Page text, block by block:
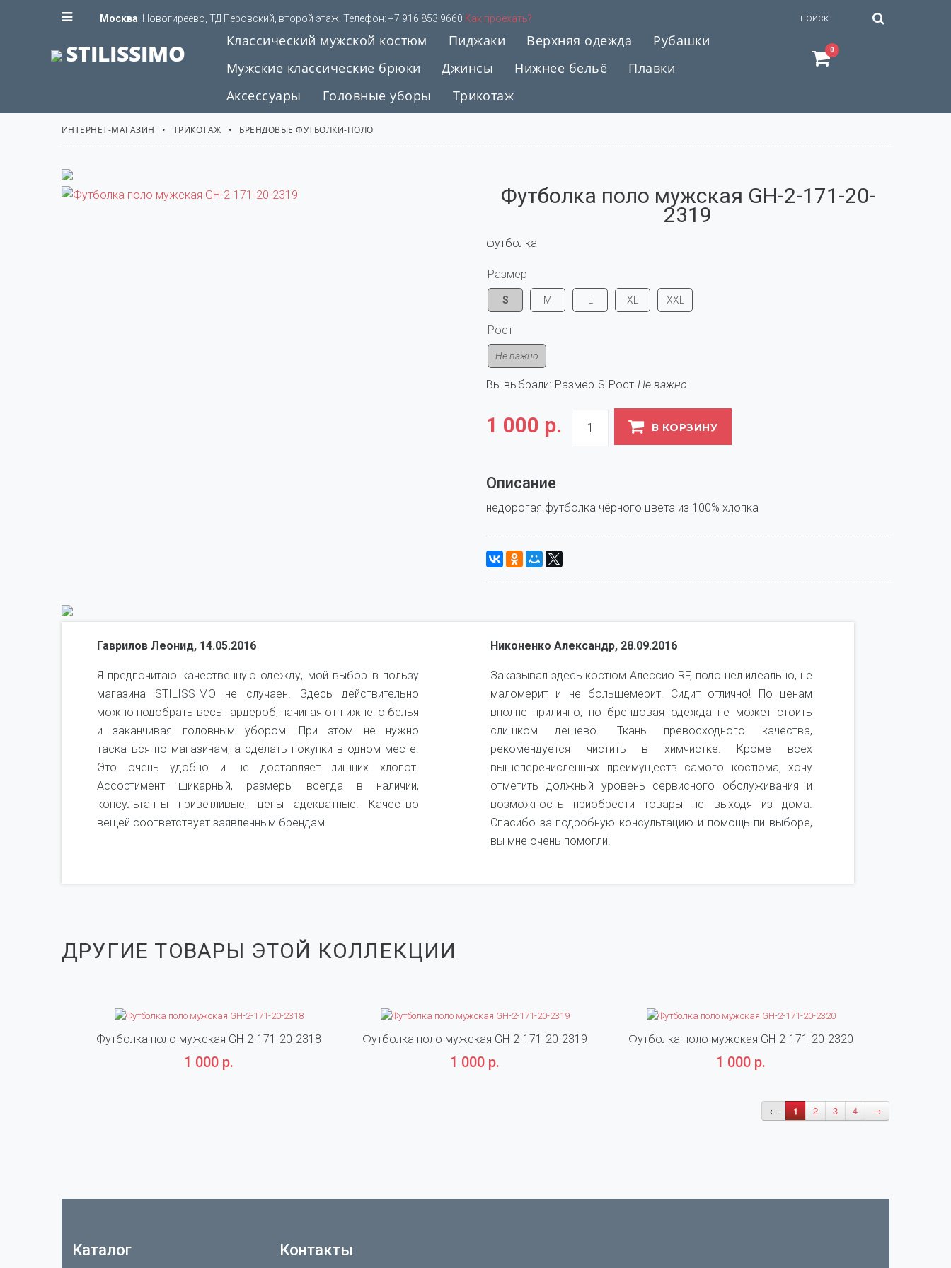
Москва , Новогиреево, ТД Перовский, второй этаж. Телефон: +7 916 853 9660 Как проехать?
STILISSIMO Классический мужской костюм Пиджаки Верхняя одежда
Рубашки
Мужские классические брюки
Джинсы Нижнее бельё
Плавки
Аксессуары
Головные уборы Трикотаж
0
ИНТЕРНЕТ-МАГАЗИН ТРИКОТАЖ БРЕНДОВЫЕ ФУТБОЛКИ-ПОЛО
Футболка поло мужская GH-2-171-20-
2319
футболка
Размер
S M XL XXL
Рост
Не важно
Вы выбрали: Размер S Рост Не важно
1 000 р. В КОРЗИНУ
Описание
недорогая футболка чёрного цвета из 100% хлопка
Гаврилов Леонид, 14.05.2016
Я предпочитаю качественную одежду, мой выбор в пользу
магазина STILISSIMO не случаен. Здесь действительно
можно подобрать весь гардероб, начиная от нижнего белья
и заканчивая головным убором. При этом не нужно
таскаться по магазинам, а сделать покупки в одном месте.
Это очень удобно и не доставляет лишних хлопот.
Ассортимент шикарный, размеры всегда в наличии,
консультанты приветливые, цены адекватные. Качество
вещей соответствует заявленным брендам.
Никоненко Александр, 28.09.2016
Заказывал здесь костюм Алессио RF, подошел идеально, не
маломерит и не большемерит. Сидит отлично! По ценам
вполне прилично, но брендовая одежда не может стоить
слишком дешево. Ткань превосходного качества,
рекомендуется чистить в химчистке. Кроме всех
вышеперечисленных преимуществ самого костюма, хочу
отметить должный уровень сервисного обслуживания и
возможность приобрести товары не выходя из дома.
Спасибо за подробную консультацию и помощь пи выборе,
вы мне очень помогли!
ДРУГИЕ ТОВАРЫ ЭТОЙ КОЛЛЕКЦИИ
Футболка поло мужская GH-2-171-20-2318
1 000 р.
Футболка поло мужская GH-2-171-20-2319
1 000 р.
Футболка поло мужская GH-2-171-20-2320
1 000 р.
← 1 2 3 4 →
Каталог Контакты